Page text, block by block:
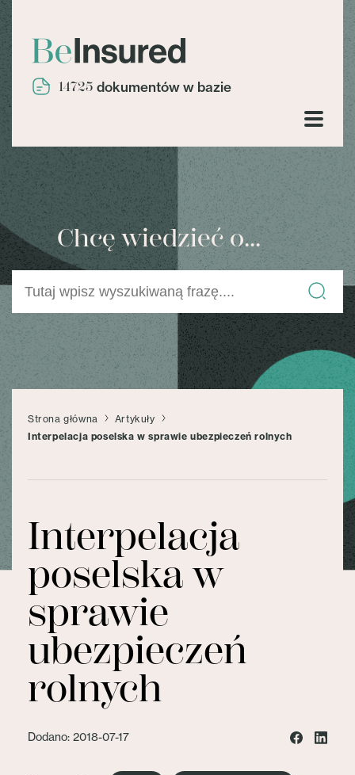
14725 dokumentów w bazie
Chcę wiedzieć o...
Strona główna
Artykuły
Interpelacja poselska w sprawie ubezpieczeń rolnych
Interpelacja
poselska w
sprawie
ubezpieczeń
rolnych
Dodano: 2018-07-17